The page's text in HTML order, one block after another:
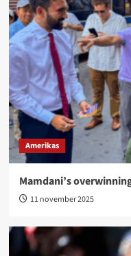
Amerikas
Mamdani’s
11 november 2025